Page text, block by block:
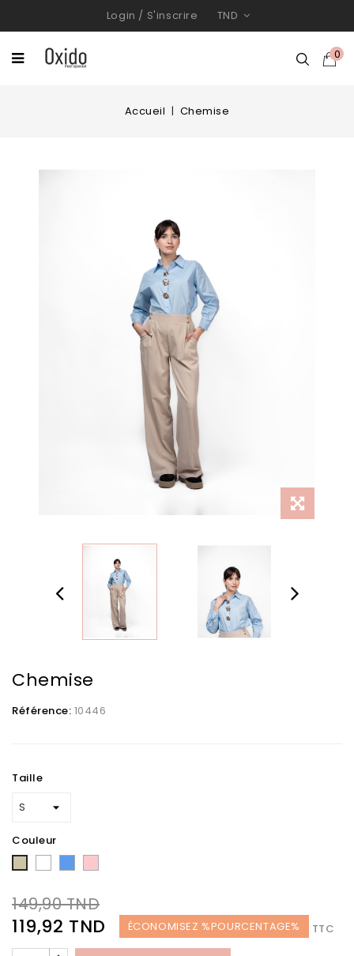
Login / S'inscrire TND
0
Accueil Chemise
Chemise
Référence: 10446
Taille
Couleur
Taupe
149,90 TND
119,92 TND ÉCONOMISEZ %POURCENTAGE% TTC